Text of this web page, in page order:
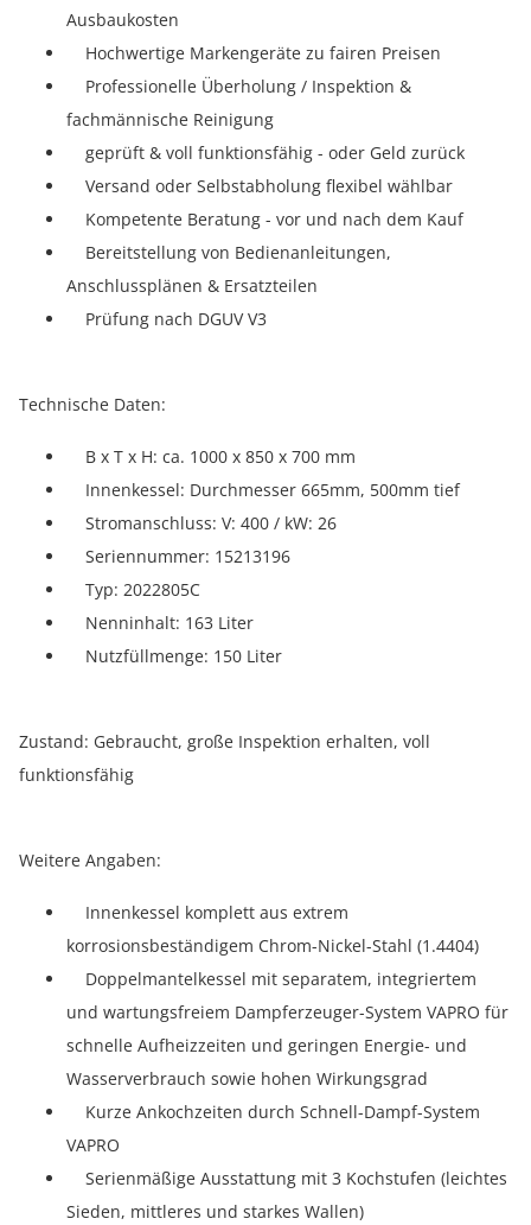
Ausbaukosten
Hochwertige Markengeräte zu fairen Preisen
Professionelle Überholung / Inspektion &
fachmännische Reinigung
geprüft & voll funktionsfähig - oder Geld zurück
Versand oder Selbstabholung flexibel wählbar
Kompetente Beratung - vor und nach dem Kauf
Bereitstellung von Bedienanleitungen,
Anschlussplänen & Ersatzteilen
Prüfung nach DGUV V3
Technische Daten:
B x T x H: ca. 1000 x 850 x 700 mm
Innenkessel: Durchmesser 665mm, 500mm tief
Stromanschluss: V: 400 / kW: 26
Seriennummer: 15213196
Typ: 2022805C
Nenninhalt: 163 Liter
Nutzfüllmenge: 150 Liter
Zustand: Gebraucht, große Inspektion erhalten, voll
funktionsfähig
Weitere Angaben:
Innenkessel komplett aus extrem
korrosionsbeständigem Chrom-Nickel-Stahl (1.4404)
Doppelmantelkessel mit separatem, integriertem
und wartungsfreiem Dampferzeuger-System VAPRO für
schnelle Aufheizzeiten und geringen Energie- und
Wasserverbrauch sowie hohen Wirkungsgrad
Kurze Ankochzeiten durch Schnell-Dampf-System
VAPRO
Serienmäßige Ausstattung mit 3 Kochstufen (leichtes
Sieden, mittleres und starkes Wallen)